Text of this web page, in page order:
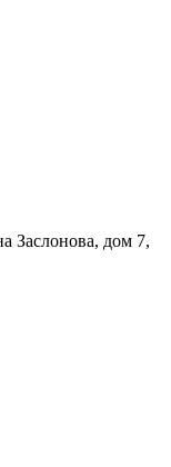
Заслонова, дом 7,